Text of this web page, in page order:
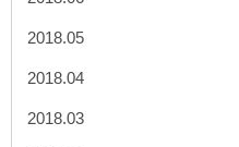
2018.05
2018.04
2018.03